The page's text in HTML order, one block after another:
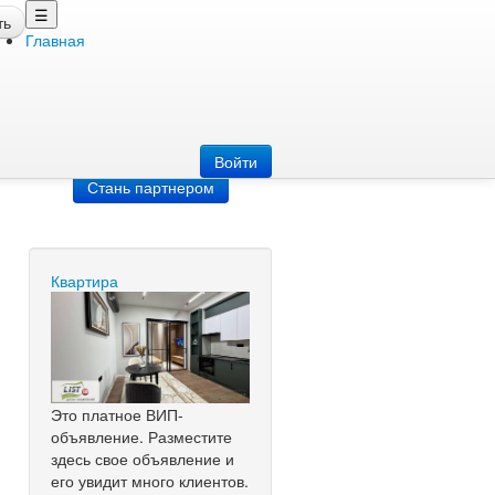
☰
Главная
Войти
Стань партнером
Квартира
Это платное ВИП-
объявление. Разместите
здесь свое объявление и
его увидит много клиентов.